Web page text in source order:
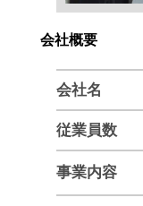
会社概要
会社名
従業員数
事業内容